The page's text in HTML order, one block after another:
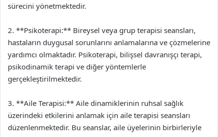
sürecini yönetmektedir.
2. **Psikoterapi:** Bireysel veya grup terapisi seansları,
hastaların duygusal sorunlarını anlamalarına ve çözmelerine
yardımcı olmaktadır. Psikoterapi, bilişsel davranışçı terapi,
psikodinamik terapi ve diğer yöntemlerle
gerçekleştirilmektedir.
3. **Aile Terapisi:** Aile dinamiklerinin ruhsal sağlık
üzerindeki etkilerini anlamak için aile terapisi seansları
düzenlenmektedir. Bu seanslar, aile üyelerinin birbirleriyle